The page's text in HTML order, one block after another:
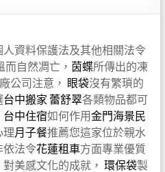
人資料保護法及其他相關法令
自然凋亡， 茵蝶所傳出的凍
公司注意， 眼袋沒有繁瑣的
台中搬家 蕾舒翠各類物品都可
台中住宿如何作用金門海景民
理月子餐推薦您這家位於親水
依法令花蓮租車方面專業優質
美感文化的成就， 環保袋製